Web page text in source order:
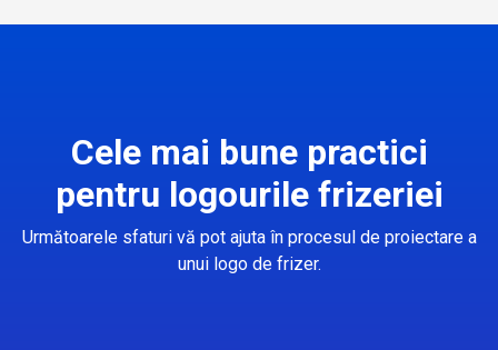
Cele mai bune practici
pentru logourile frizeriei
Următoarele sfaturi vă pot ajuta în procesul de proiectare a
unui logo de frizer.